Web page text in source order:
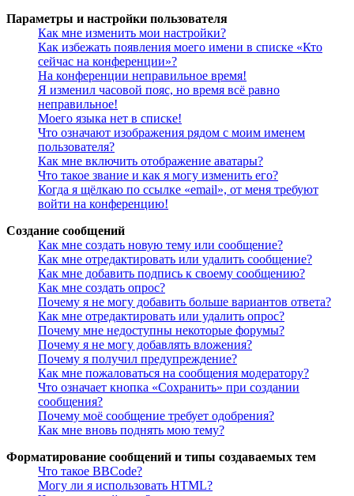
Параметры и настройки пользователя
Как мне изменить мои настройки?
Как избежать появления моего имени в списке «Кто
сейчас на конференции»?
На конференции неправильное время!
Я изменил часовой пояс, но время всё равно
неправильное!
Моего языка нет в списке!
Что означают изображения рядом с моим именем
пользователя?
Как мне включить отображение аватары?
Что такое звание и как я могу изменить его?
Когда я щёлкаю по ссылке «email», от меня требуют
войти на конференцию!
Создание сообщений
Как мне создать новую тему или сообщение?
Как мне отредактировать или удалить сообщение?
Как мне добавить подпись к своему сообщению?
Как мне создать опрос?
Почему я не могу добавить больше вариантов ответа?
Как мне отредактировать или удалить опрос?
Почему мне недоступны некоторые форумы?
Почему я не могу добавлять вложения?
Почему я получил предупреждение?
Как мне пожаловаться на сообщения модератору?
Что означает кнопка «Сохранить» при создании
сообщения?
Почему моё сообщение требует одобрения?
Как мне вновь поднять мою тему?
Форматирование сообщений и типы создаваемых тем
Что такое BBCode?
Могу ли я использовать HTML?